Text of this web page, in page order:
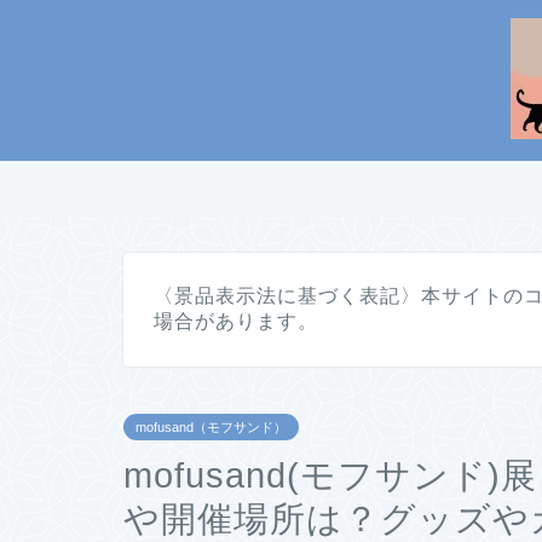
〈景品表示法に基づく表記〉本サイトの
場合があります。
mofusand（モフサンド）
mofusand(モフサンド)
や開催場所は？グッズ